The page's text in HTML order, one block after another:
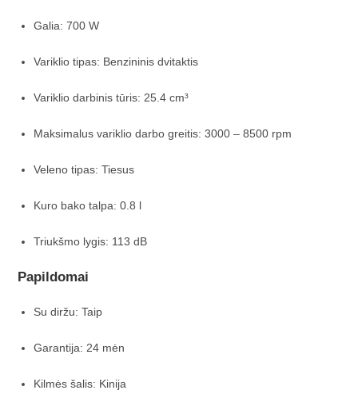
Galia: 700 W
Variklio tipas: Benzininis dvitaktis
Variklio darbinis tūris: 25.4 cm³
Maksimalus variklio darbo greitis: 3000 – 8500 rpm
Veleno tipas: Tiesus
Kuro bako talpa: 0.8 l
Triukšmo lygis: 113 dB
Papildomai
Su diržu: Taip
Garantija: 24 mėn
Kilmės šalis: Kinija